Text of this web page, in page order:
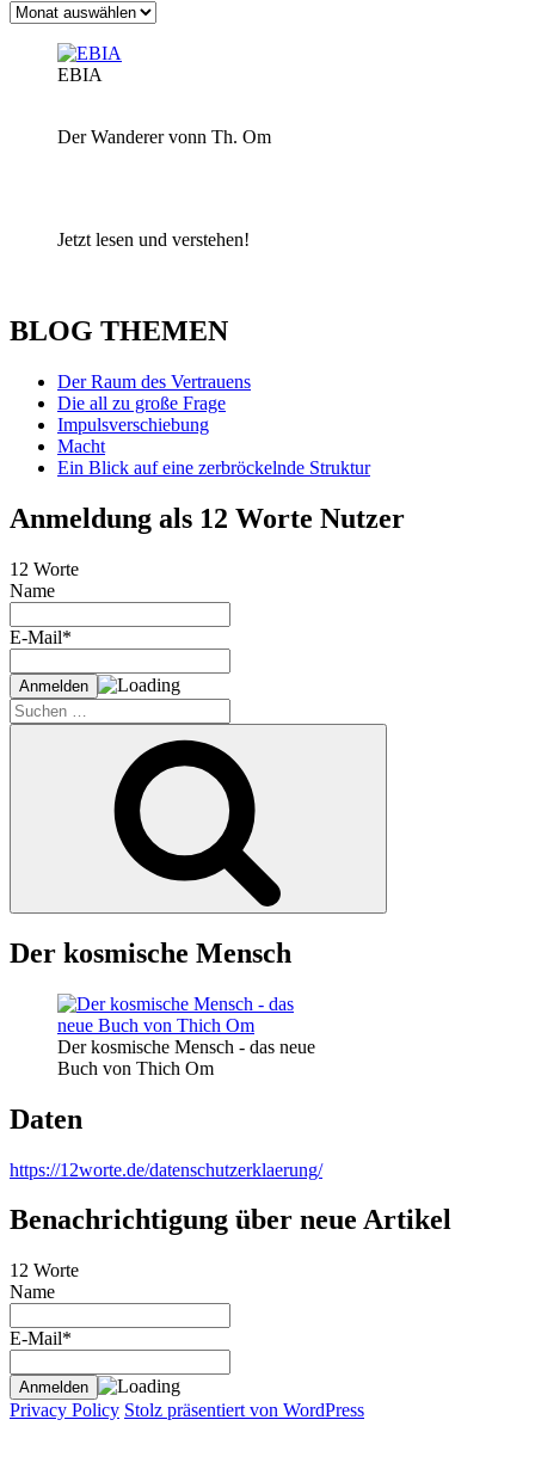
Archiv
EBIA
Der Wanderer vonn Th. Om
Jetzt lesen und verstehen!
BLOG THEMEN
Der Raum des Vertrauens
Die all zu große Frage
Impulsverschiebung
Macht
Ein Blick auf eine zerbröckelnde Struktur
Anmeldung als 12 Worte Nutzer
12 Worte
Name
E-Mail*
Suche
nach:
Der kosmische Mensch
Der kosmische Mensch - das neue
Buch von Thich Om
Daten
https://12worte.de/datenschutzerklaerung/
Benachrichtigung über neue Artikel
12 Worte
Name
E-Mail*
Privacy Policy Stolz präsentiert von WordPress